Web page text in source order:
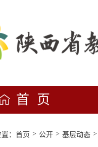
首页
： 首页 > 公开 > 基层动态 >